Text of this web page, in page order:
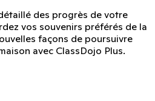
des progrès de votre
vos souvenirs préférés de la
façons de poursuivre
avec ClassDojo Plus.